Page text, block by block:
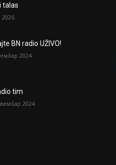
talas
2026.
BN radio UŽIVO!
2024.
tim
2024.